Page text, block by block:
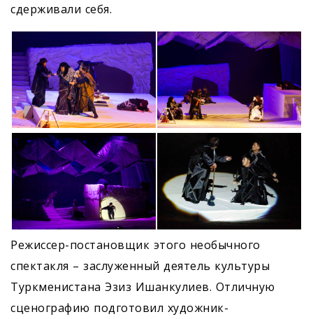
сдерживали себя.
Режиссер-постановщик этого необычного
спектакля – заслуженный деятель культуры
Туркменистана Эзиз Ишанкулиев. Отличную
сценографию подготовил художник-